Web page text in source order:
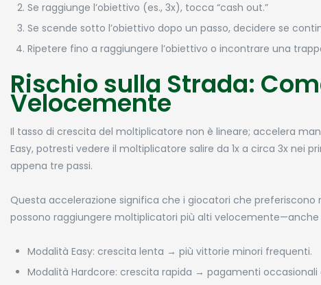
Se raggiunge l’obiettivo (es., 3x), tocca “cash out.”
Se scende sotto l’obiettivo dopo un passo, decidere se
Ripetere fino a raggiungere l’obiettivo o incontrare una
Rischio sulla Strada:
Velocemente
Il tasso di crescita del moltiplicatore non è lineare; accelera
Easy, potresti vedere il moltiplicatore salire da 1x a circa 3x nei
appena tre passi.
Questa accelerazione significa che i giocatori che
possono raggiungere moltiplicatori più alti
Modalità Easy: crescita lenta → più vittorie minori frequenti.
Modalità Hardcore: crescita rapida → pagamenti occasionali